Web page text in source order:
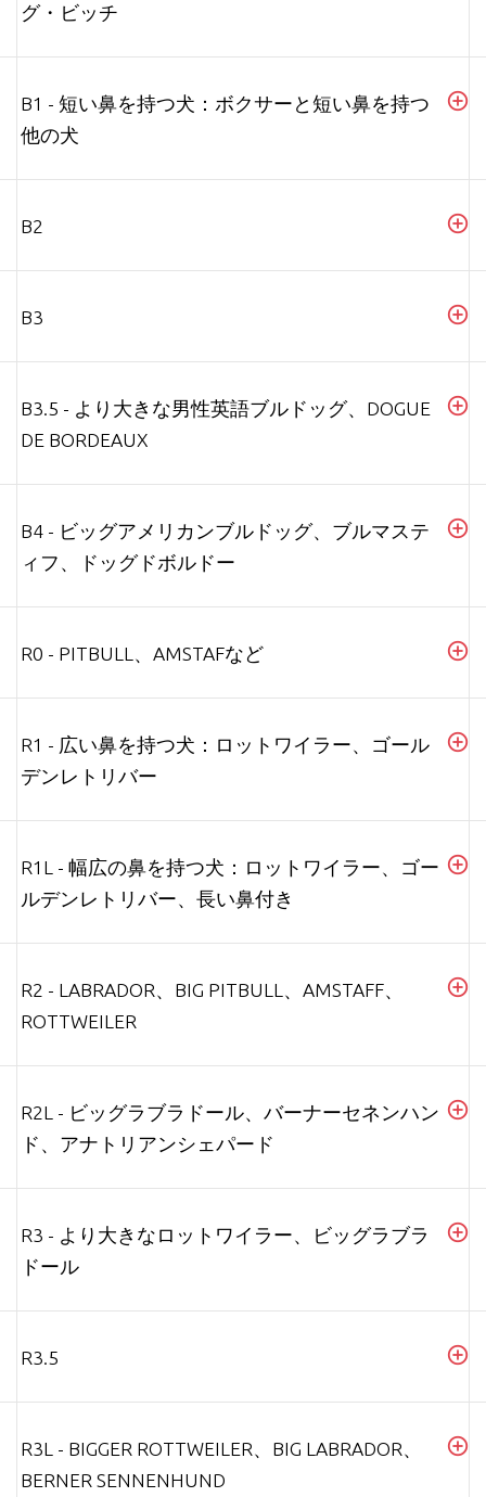
グ・ビッチ
B1 - 短い鼻を持つ犬：ボクサーと短い鼻を持つ
他の犬
B2
B3
B3.5 - より大きな男性英語ブルドッグ、DOGUE
DE BORDEAUX
B4 - ビッグアメリカンブルドッグ、ブルマステ
ィフ、ドッグドボルドー
R0 - PITBULL、AMSTAFなど
R1 - 広い鼻を持つ犬：ロットワイラー、ゴール
デンレトリバー
R1L - 幅広の鼻を持つ犬：ロットワイラー、ゴー
ルデンレトリバー、長い鼻付き
R2 - LABRADOR、BIG PITBULL、AMSTAFF、
ROTTWEILER
R2L - ビッグラブラドール、バーナーセネンハン
ド、アナトリアンシェパード
R3 - より大きなロットワイラー、ビッグラブラ
ドール
R3.5
R3L - BIGGER ROTTWEILER、BIG LABRADOR、
BERNER SENNENHUND